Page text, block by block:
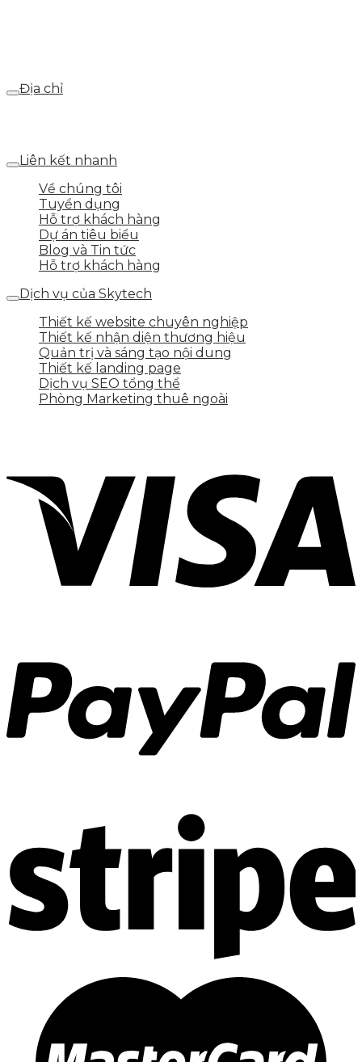
Địa chỉ
Liên kết nhanh
Về chúng tôi
Tuyển dụng
Hỗ trợ khách hàng
Dự án tiêu biểu
Blog và Tin tức
Hỗ trợ khách hàng
Dịch vụ của Skytech
Thiết kế website chuyên nghiệp
Thiết kế nhận diện thương hiệu
Quản trị và sáng tạo nội dung
Thiết kế landing page
Dịch vụ SEO tổng thể
Phòng Marketing thuê ngoài